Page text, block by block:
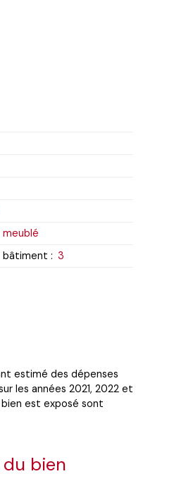
meublé
bâtiment : 3
estimé des dépenses
les années 2021, 2022 et
est exposé sont
bien